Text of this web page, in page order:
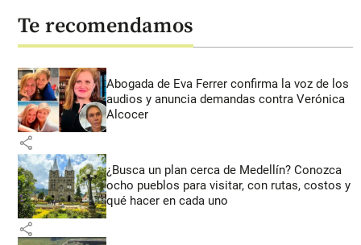
Te recomendamos
Abogada de Eva Ferrer confirma la voz de los
audios y anuncia demandas contra Verónica
Alcocer
share
¿Busca un plan cerca de Medellín? Conozca
ocho pueblos para visitar, con rutas, costos y
qué hacer en cada uno
share